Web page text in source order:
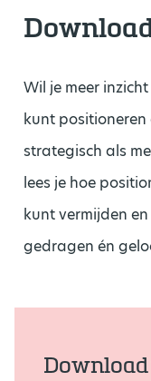
Wil je meer
kunt positioneren
strategisch als
lees je hoe
kunt vermijden
gedragen én